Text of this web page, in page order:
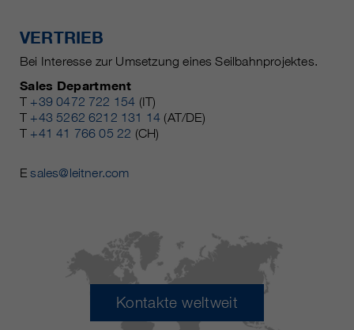
VERTRIEB
Bei Interesse zur Umsetzung eines Seilbahnprojektes.
Sales Department
T +39 0472 722 154 (IT)
T +43 5262 6212 131 14 (AT/DE)
T +41 41 766 05 22 (CH)
Esales@leitner.com
Kontakte weltweit